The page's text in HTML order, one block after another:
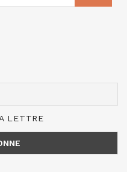
LETTRE